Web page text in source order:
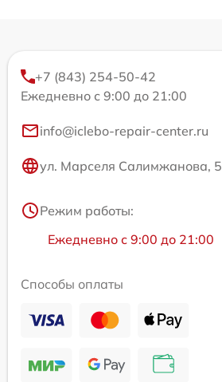
+7 (843) 254-50-42
Ежедневно с 9:00 до 21:00
info@iclebo-repair-center.ru
ул. Марселя Салимжанова, 5
Режим работы:
Ежедневно с 9:00 до 21:00
Способы оплаты